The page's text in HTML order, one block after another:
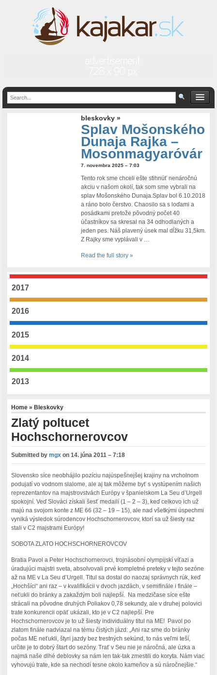
bleskovky »
Splav Mošonského
Dunaja Rajka –
Mosonmagyaróvár
7. novembra 2025 – 7:03
Tento rok sme chceli ešte stihnúť nenáročnú
akciu v našom okolí, tak som sme vybrali na
splav Mošonského Dunaja.Splav bol 6.10.2018
a ráno bolo čerstvo. Chaosilo sa s loďami a
posádkami pretože pôvodný počet 40
účastníkov sa skresal na 34 odhodlaných a
jeden pes. Náš plavený úsek mal dĺžku 31,5km.
Z Rajky sme vyplávali v …
Read the full story »
2017
2016
2015
2014
2013
Home» Bleskovky
Zlatý poltucet
Hochschornerovcov
Submitted bymgx on14. júna 2011 – 7:18
Slovensko síce neobhájilo pozíciu najúspešnejšej krajiny na vrcholnom
podujatí vo vodnom slalome, ale aj tak môžeme byť s vystúpením našich
reprezentantov na majstrovstvách Európy v španielskom La Seu d’Urgell
spokojní. Veď Slováci získali šesť medailí (1 – 2 – 3), keď celkovo ich už
majú na svojom konte z ME 66 (32 – 19 – 15), ale nad všetkými úspechmi
vyniká výsledok súrodencov Hochschornerovcov, ktorí sa už šiesty raz
stali v C2 majstrami Európy!
SOBOTA ZLATO HOCHSCHORNEROVCOV
Bratia Pavol a Peter Hochschornerovci, trojnásobní olympijskí víťazi a
úradujúci majstri sveta, absolvovali prvé kompletné preteky v tejto sezóne
až na ME v La Seu d’Urgell. Titul sa dostal do naozaj správnych rúk, keď
„Hochšíci“ ani raz – v kvalifikácii v dvoch jazdách, v semifinále i finále –
neťukli do bránky a zakaždým boli najlepší. Na medzičase síce ešte
strácali na pôvodne druhých Poliakov 0,78 sekundy, ale v druhej polovici
trate konkurencii opäť ukázali, kto je v C2 najlepší. Pre
Hochschornerovcov je to už šiesty individuálny titul na ME! Pavol po
zlatom finále nadviazal na tému čistých jázd: „Ani raz sme do bránky
počas ME neťukli, štyri jazdy bez trestných sekúnd, to nás veľmi teší,
určite je to dobrý štart do sezóny. Trať v Seu nie je náročná, ale úzka a
najmä naše dlhé deblovky sa nám len tak-tak zmestili do koryta. Nám viac
vyhovujú trate, kde sa nechodí tesne okolo kameňov a sú náročnejšie.“